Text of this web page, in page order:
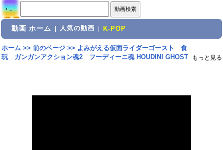
動画 ホーム 人気の動画 K-POP
ホーム>> 前のページ>> よみがえる仮面ライダーゴースト 食
玩 ガンガンアクション魂2 フーディーニ魂 HOUDINI GHOST
もっと見る